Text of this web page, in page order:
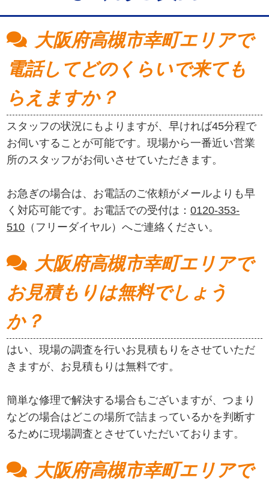
大阪府高槻市幸町エリアで
電話してどのくらいで来ても
らえますか？
スタッフの状況にもよりますが、早ければ45分程で
お伺いすることが可能です。現場から一番近い営業
所のスタッフがお伺いさせていただきます。
お急ぎの場合は、お電話のご依頼がメールよりも早
く対応可能です。お電話での受付は：0120-353-
510 （フリーダイヤル）へご連絡ください。
大阪府高槻市幸町エリアで
お見積もりは無料でしょう
か？
はい、現場の調査を行いお見積もりをさせていただ
きますが、お見積もりは無料です。
簡単な修理で解決する場合もございますが、つまり
などの場合はどこの場所で詰まっているかを判断す
るために現場調査とさせていただいております。
大阪府高槻市幸町エリアで